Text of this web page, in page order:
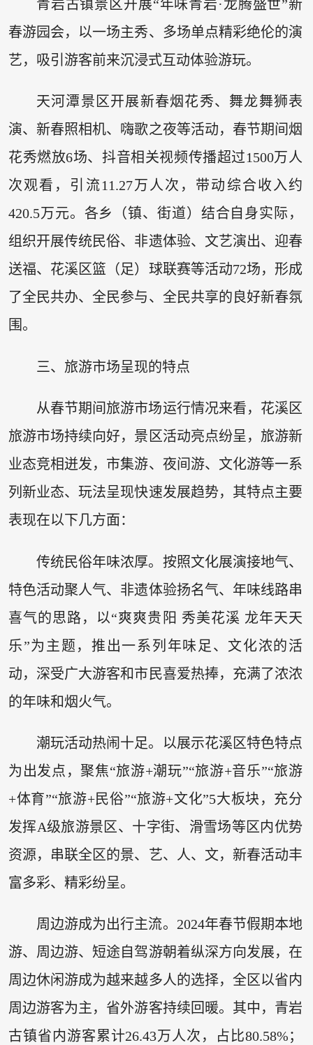
青岩古镇景区开展“年味青岩·龙腾盛世”新
春游园会，以一场主秀、多场单点精彩绝伦的演
艺，吸引游客前来沉浸式互动体验游玩。
天河潭景区开展新春烟花秀、舞龙舞狮表
演、新春照相机、嗨歌之夜等活动，春节期间烟
花秀燃放6场、抖音相关视频传播超过1500万人
次观看，引流11.27万人次，带动综合收入约
420.5万元。各乡（镇、街道）结合自身实际，
组织开展传统民俗、非遗体验、文艺演出、迎春
送福、花溪区篮（足）球联赛等活动72场，形成
了全民共办、全民参与、全民共享的良好新春氛
围。
三、旅游市场呈现的特点
从春节期间旅游市场运行情况来看，花溪区
旅游市场持续向好，景区活动亮点纷呈，旅游新
业态竞相迸发，市集游、夜间游、文化游等一系
列新业态、玩法呈现快速发展趋势，其特点主要
表现在以下几方面：
传统民俗年味浓厚。按照文化展演接地气、
特色活动聚人气、非遗体验扬名气、年味线路串
喜气的思路，以“爽爽贵阳 秀美花溪 龙年天天
乐”为主题，推出一系列年味足、文化浓的活
动，深受广大游客和市民喜爱热捧，充满了浓浓
的年味和烟火气。
潮玩活动热闹十足。以展示花溪区特色特点
为出发点，聚焦“旅游+潮玩”“旅游+音乐”“旅游
+体育”“旅游+民俗”“旅游+文化”5大板块，充分
发挥A级旅游景区、十字街、滑雪场等区内优势
资源，串联全区的景、艺、人、文，新春活动丰
富多彩、精彩纷呈。
周边游成为出行主流。2024年春节假期本地
游、周边游、短途自驾游朝着纵深方向发展，在
周边休闲游成为越来越多人的选择，全区以省内
周边游客为主，省外游客持续回暖。其中，青岩
古镇省内游客累计26.43万人次，占比80.58%；